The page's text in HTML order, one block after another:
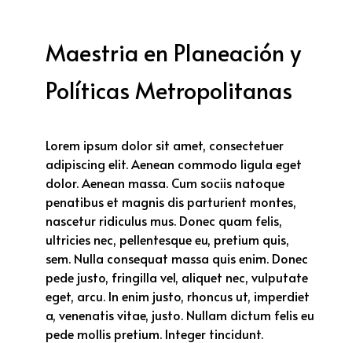
Maestria en Planeación y
Políticas Metropolitanas
Lorem ipsum dolor sit amet, consectetuer
adipiscing elit. Aenean commodo ligula eget
dolor. Aenean massa. Cum sociis natoque
penatibus et magnis dis parturient montes,
nascetur ridiculus mus. Donec quam felis,
ultricies nec, pellentesque eu, pretium quis,
sem. Nulla consequat massa quis enim. Donec
pede justo, fringilla vel, aliquet nec, vulputate
eget, arcu. In enim justo, rhoncus ut, imperdiet
a, venenatis vitae, justo. Nullam dictum felis eu
pede mollis pretium. Integer tincidunt.